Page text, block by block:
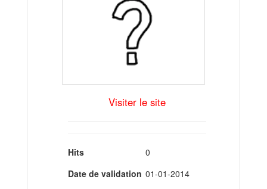
Visiter le site
Hits
0
Date de validation 01-01-2014